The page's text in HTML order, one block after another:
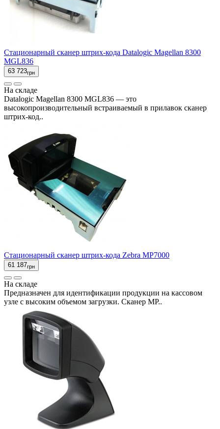
Стационарный сканер штрих-кода Datalogic Magellan 8300
MGL836
63 723грн
На складе
Datalogic Magellan 8300 MGL836 — это
высокопроизводительный встраиваемый в прилавок сканер
штрих-код..
Стационарный сканер штрих-кода Zebra MP7000
61 187грн
На складе
Предназначен для идентификации продукции на кассовом
узле с высоким объемом загрузки. Сканер MP..